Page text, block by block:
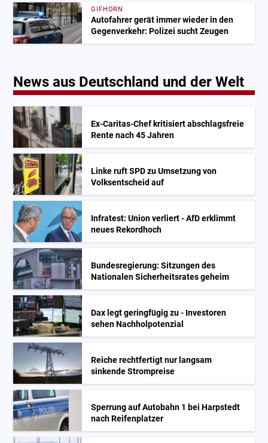
GIFHORN
Autofahrer gerät immer wieder in den
Gegenverkehr: Polizei sucht Zeugen
News aus Deutschland und der Welt
Ex-Caritas-Chef kritisiert abschlagsfreie
Rente nach 45 Jahren
Linke ruft SPD zu Umsetzung von
Volksentscheid auf
Infratest: Union verliert - AfD erklimmt
neues Rekordhoch
Bundesregierung: Sitzungen des
Nationalen Sicherheitsrates geheim
Dax legt geringfügig zu - Investoren
sehen Nachholpotenzial
Reiche rechtfertigt nur langsam
sinkende Strompreise
Sperrung auf Autobahn 1 bei Harpstedt
nach Reifenplatzer